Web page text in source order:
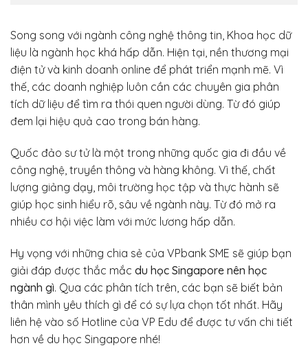
Song song với ngành công nghệ thông tin, Khoa học dữ
liệu là ngành học khá hấp dẫn. Hiện tại, nền thương mại
điện tử và kinh doanh online để phát triển mạnh mẽ. Vì
thế, các doanh nghiệp luôn cần các chuyên gia phân
tích dữ liệu để tìm ra thói quen người dùng. Từ đó giúp
đem lại hiệu quả cao trong bán hàng.
Quốc đảo sư tử là một trong những quốc gia đi đầu về
công nghệ, truyền thông và hàng không. Vì thế, chất
lượng giảng dạy, môi trường học tập và thực hành sẽ
giúp học sinh hiểu rõ, sâu về ngành này. Từ đó mở ra
nhiều cơ hội việc làm với mức lương hấp dẫn.
Hy vọng với những chia sẻ của VPbank SME sẽ giúp bạn
giải đáp được thắc mắc du học Singapore nên học
ngành gì. Qua các phân tích trên, các bạn sẽ biết bản
thân mình yêu thích gì để có sự lựa chọn tốt nhất. Hãy
liên hệ vào số Hotline của VP Edu để được tư vấn chi tiết
hơn về du học Singapore nhé!